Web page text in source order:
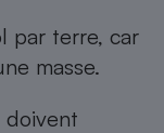
par terre, car
masse.
doivent